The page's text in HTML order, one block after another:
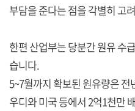
부담을 준다는 점을 각별히 고
한편 산업부는 당분간 원유 수
습니다.
5~7월까지 확보된 원유량은
우디와 미국 등에서 2억1천만